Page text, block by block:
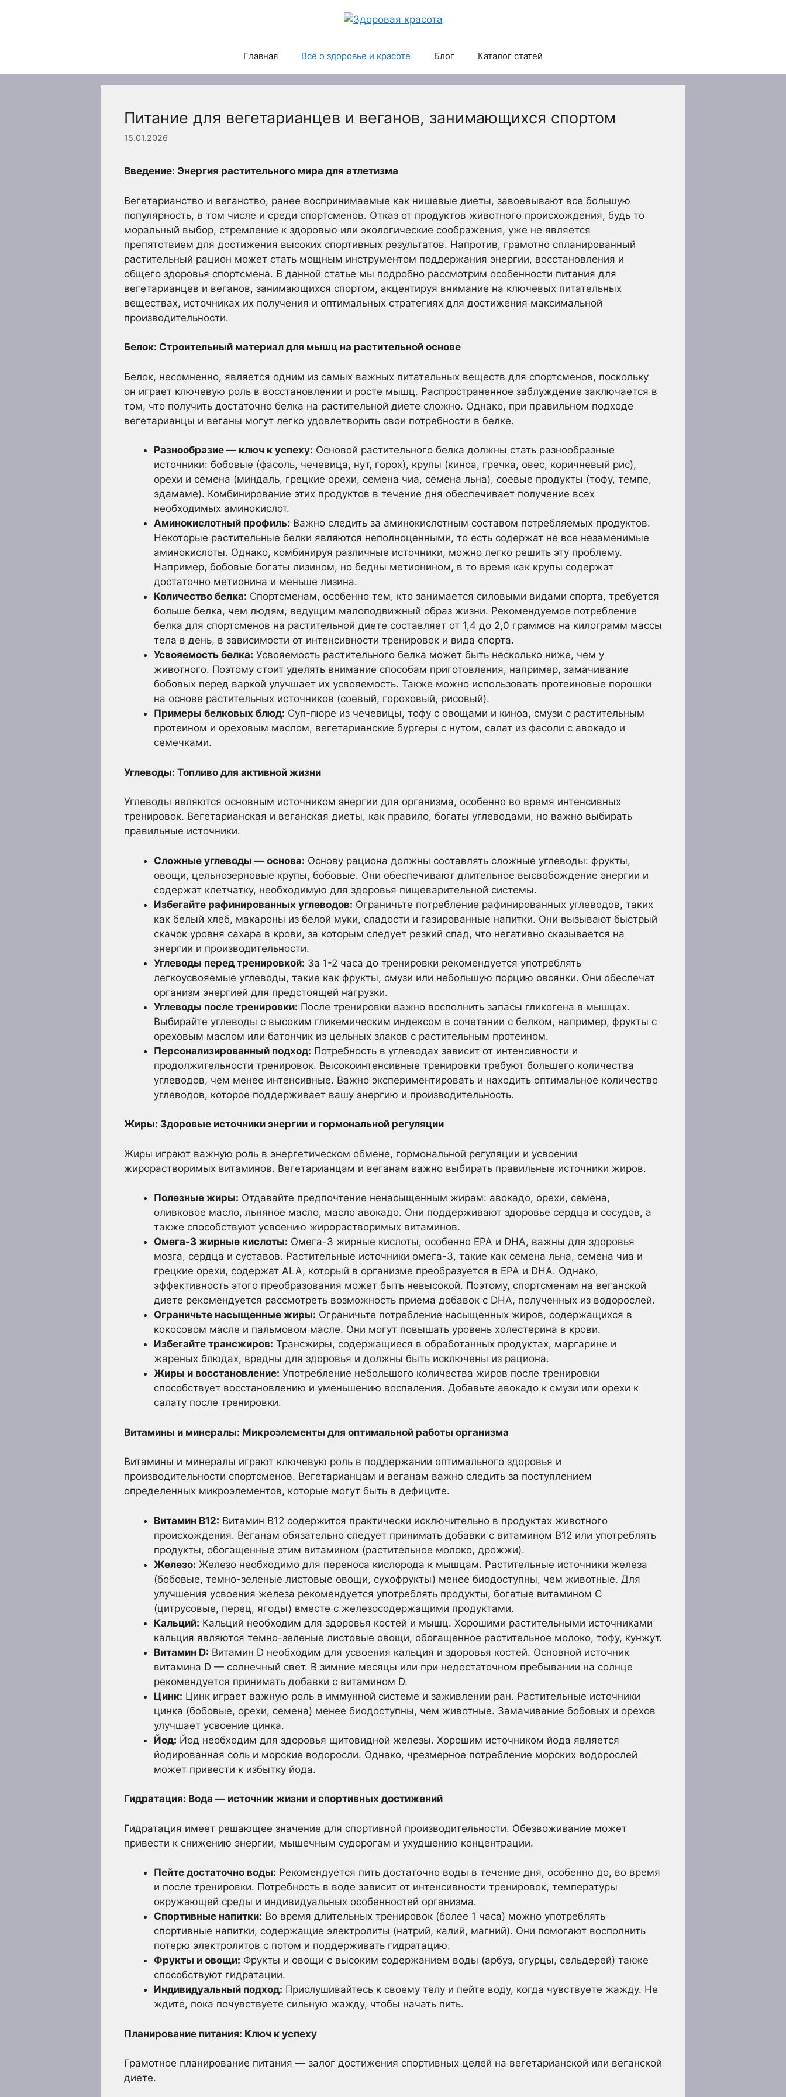
Главная Всё о здоровье и красоте Блог Каталог статей
Питание для вегетарианцев и веганов, занимающихся спортом
15.01.2026
Введение: Энергия растительного мира для атлетизма
Вегетарианство и веганство, ранее воспринимаемые как нишевые диеты, завоевывают все большую
популярность, в том числе и среди спортсменов. Отказ от продуктов животного происхождения, будь то
моральный выбор, стремление к здоровью или экологические соображения, уже не является
препятствием для достижения высоких спортивных результатов. Напротив, грамотно спланированный
растительный рацион может стать мощным инструментом поддержания энергии, восстановления и
общего здоровья спортсмена. В данной статье мы подробно рассмотрим особенности питания для
вегетарианцев и веганов, занимающихся спортом, акцентируя внимание на ключевых питательных
веществах, источниках их получения и оптимальных стратегиях для достижения максимальной
производительности.
Белок: Строительный материал для мышц на растительной основе
Белок, несомненно, является одним из самых важных питательных веществ для спортсменов, поскольку
он играет ключевую роль в восстановлении и росте мышц. Распространенное заблуждение заключается в
том, что получить достаточно белка на растительной диете сложно. Однако, при правильном подходе
вегетарианцы и веганы могут легко удовлетворить свои потребности в белке.
Разнообразие — ключ к успеху: Основой растительного белка должны стать разнообразные
источники: бобовые (фасоль, чечевица, нут, горох), крупы (киноа, гречка, овес, коричневый рис),
орехи и семена (миндаль, грецкие орехи, семена чиа, семена льна), соевые продукты (тофу, темпе,
эдамаме). Комбинирование этих продуктов в течение дня обеспечивает получение всех
необходимых аминокислот.
Аминокислотный профиль: Важно следить за аминокислотным составом потребляемых продуктов.
Некоторые растительные белки являются неполноценными, то есть содержат не все незаменимые
аминокислоты. Однако, комбинируя различные источники, можно легко решить эту проблему.
Например, бобовые богаты лизином, но бедны метионином, в то время как крупы содержат
достаточно метионина и меньше лизина.
Количество белка: Спортсменам, особенно тем, кто занимается силовыми видами спорта, требуется
больше белка, чем людям, ведущим малоподвижный образ жизни. Рекомендуемое потребление
белка для спортсменов на растительной диете составляет от 1,4 до 2,0 граммов на килограмм массы
тела в день, в зависимости от интенсивности тренировок и вида спорта.
Усвояемость белка: Усвояемость растительного белка может быть несколько ниже, чем у
животного. Поэтому стоит уделять внимание способам приготовления, например, замачивание
бобовых перед варкой улучшает их усвояемость. Также можно использовать протеиновые порошки
на основе растительных источников (соевый, гороховый, рисовый).
Примеры белковых блюд: Суп-пюре из чечевицы, тофу с овощами и киноа, смузи с растительным
протеином и ореховым маслом, вегетарианские бургеры с нутом, салат из фасоли с авокадо и
семечками.
Углеводы: Топливо для активной жизни
Углеводы являются основным источником энергии для организма, особенно во время интенсивных
тренировок. Вегетарианская и веганская диеты, как правило, богаты углеводами, но важно выбирать
правильные источники.
Сложные углеводы — основа: Основу рациона должны составлять сложные углеводы: фрукты,
овощи, цельнозерновые крупы, бобовые. Они обеспечивают длительное высвобождение энергии и
содержат клетчатку, необходимую для здоровья пищеварительной системы.
Избегайте рафинированных углеводов: Ограничьте потребление рафинированных углеводов, таких
как белый хлеб, макароны из белой муки, сладости и газированные напитки. Они вызывают быстрый
скачок уровня сахара в крови, за которым следует резкий спад, что негативно сказывается на
энергии и производительности.
Углеводы перед тренировкой: За 1-2 часа до тренировки рекомендуется употреблять
легкоусвояемые углеводы, такие как фрукты, смузи или небольшую порцию овсянки. Они обеспечат
организм энергией для предстоящей нагрузки.
Углеводы после тренировки: После тренировки важно восполнить запасы гликогена в мышцах.
Выбирайте углеводы с высоким гликемическим индексом в сочетании с белком, например, фрукты с
ореховым маслом или батончик из цельных злаков с растительным протеином.
Персонализированный подход: Потребность в углеводах зависит от интенсивности и
продолжительности тренировок. Высокоинтенсивные тренировки требуют большего количества
углеводов, чем менее интенсивные. Важно экспериментировать и находить оптимальное количество
углеводов, которое поддерживает вашу энергию и производительность.
Жиры: Здоровые источники энергии и гормональной регуляции
Жиры играют важную роль в энергетическом обмене, гормональной регуляции и усвоении
жирорастворимых витаминов. Вегетарианцам и веганам важно выбирать правильные источники жиров.
Полезные жиры: Отдавайте предпочтение ненасыщенным жирам: авокадо, орехи, семена,
оливковое масло, льняное масло, масло авокадо. Они поддерживают здоровье сердца и сосудов, а
также способствуют усвоению жирорастворимых витаминов.
Омега-3 жирные кислоты: Омега-3 жирные кислоты, особенно EPA и DHA, важны для здоровья
мозга, сердца и суставов. Растительные источники омега-3, такие как семена льна, семена чиа и
грецкие орехи, содержат ALA, который в организме преобразуется в EPA и DHA. Однако,
эффективность этого преобразования может быть невысокой. Поэтому, спортсменам на веганской
диете рекомендуется рассмотреть возможность приема добавок с DHA, полученных из водорослей.
Ограничьте насыщенные жиры: Ограничьте потребление насыщенных жиров, содержащихся в
кокосовом масле и пальмовом масле. Они могут повышать уровень холестерина в крови.
Избегайте трансжиров: Трансжиры, содержащиеся в обработанных продуктах, маргарине и
жареных блюдах, вредны для здоровья и должны быть исключены из рациона.
Жиры и восстановление: Употребление небольшого количества жиров после тренировки
способствует восстановлению и уменьшению воспаления. Добавьте авокадо к смузи или орехи к
салату после тренировки.
Витамины и минералы: Микроэлементы для оптимальной работы организма
Витамины и минералы играют ключевую роль в поддержании оптимального здоровья и
производительности спортсменов. Вегетарианцам и веганам важно следить за поступлением
определенных микроэлементов, которые могут быть в дефиците.
Витамин B12: Витамин B12 содержится практически исключительно в продуктах животного
происхождения. Веганам обязательно следует принимать добавки с витамином B12 или употреблять
продукты, обогащенные этим витамином (растительное молоко, дрожжи).
Железо: Железо необходимо для переноса кислорода к мышцам. Растительные источники железа
(бобовые, темно-зеленые листовые овощи, сухофрукты) менее биодоступны, чем животные. Для
улучшения усвоения железа рекомендуется употреблять продукты, богатые витамином С
(цитрусовые, перец, ягоды) вместе с железосодержащими продуктами.
Кальций: Кальций необходим для здоровья костей и мышц. Хорошими растительными источниками
кальция являются темно-зеленые листовые овощи, обогащенное растительное молоко, тофу, кунжут.
Витамин D: Витамин D необходим для усвоения кальция и здоровья костей. Основной источник
витамина D — солнечный свет. В зимние месяцы или при недостаточном пребывании на солнце
рекомендуется принимать добавки с витамином D.
Цинк: Цинк играет важную роль в иммунной системе и заживлении ран. Растительные источники
цинка (бобовые, орехи, семена) менее биодоступны, чем животные. Замачивание бобовых и орехов
улучшает усвоение цинка.
Йод: Йод необходим для здоровья щитовидной железы. Хорошим источником йода является
йодированная соль и морские водоросли. Однако, чрезмерное потребление морских водорослей
может привести к избытку йода.
Гидратация: Вода — источник жизни и спортивных достижений
Гидратация имеет решающее значение для спортивной производительности. Обезвоживание может
привести к снижению энергии, мышечным судорогам и ухудшению концентрации.
Пейте достаточно воды: Рекомендуется пить достаточно воды в течение дня, особенно до, во время
и после тренировки. Потребность в воде зависит от интенсивности тренировок, температуры
окружающей среды и индивидуальных особенностей организма.
Спортивные напитки: Во время длительных тренировок (более 1 часа) можно употреблять
спортивные напитки, содержащие электролиты (натрий, калий, магний). Они помогают восполнить
потерю электролитов с потом и поддерживать гидратацию.
Фрукты и овощи: Фрукты и овощи с высоким содержанием воды (арбуз, огурцы, сельдерей) также
способствуют гидратации.
Индивидуальный подход: Прислушивайтесь к своему телу и пейте воду, когда чувствуете жажду. Не
ждите, пока почувствуете сильную жажду, чтобы начать пить.
Планирование питания: Ключ к успеху
Грамотное планирование питания — залог достижения спортивных целей на вегетарианской или веганской
диете.